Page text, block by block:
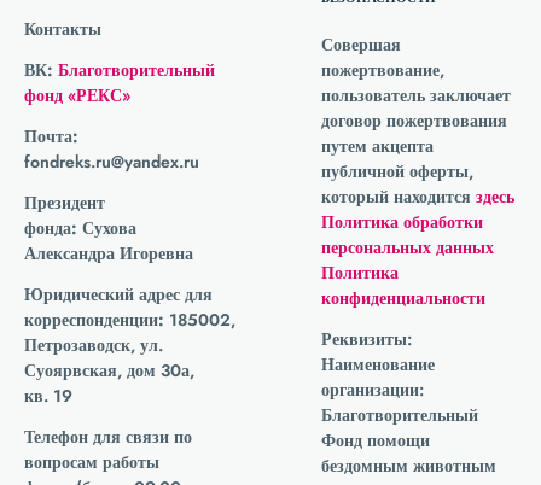
Контакты
ВК: Благотворительный
фонд «РЕКС»
Почта:
fondreks.ru@yandex.ru
Президент
фонда: Сухова
Александра Игоревна
Юридический адрес для
корреспонденции: 185002,
Петрозаводск, ул.
Суоярвская, дом 30а,
кв. 19
Телефон для связи по
вопросам работы
Совершая
пожертвование,
пользователь заключает
договор пожертвования
путем акцепта
публичной оферты,
который находитсяздесь
Политика обработки
персональных данных
Политика
конфиденциальности
Реквизиты:
Наименование
организации:
Благотворительный
Фонд помощи
бездомным животным